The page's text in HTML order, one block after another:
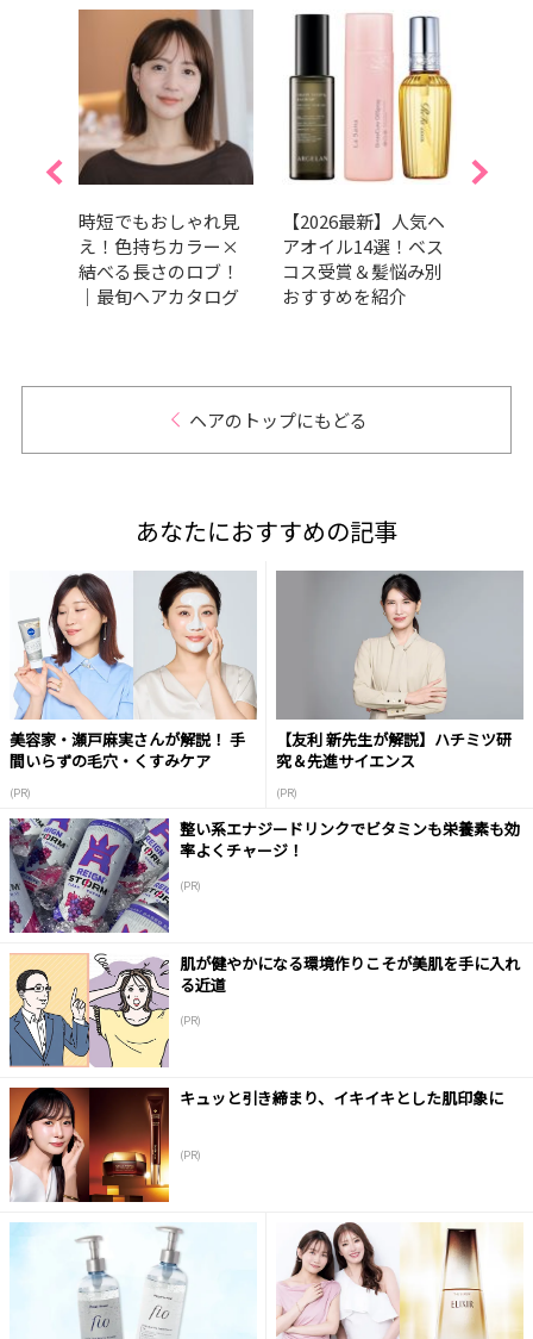
時短でもおしゃれ見
え！色持ちカラー×
結べる長さのロブ！
｜最旬ヘアカタログ
【2026最新】人気ヘ
アオイル14選！ベス
コス受賞＆髪悩み別
おすすめを紹介
ヘアのトップにもどる
あなたにおすすめの記事
美容家・瀬戸麻実さんが解説！ 手
間いらずの毛穴・くすみケア
(PR)
【友利 新先生が解説】ハチミツ研
究＆先進サイエンス
(PR)
整い系エナジードリンクでビタミンも栄養素も効
率よくチャージ！
(PR)
肌が健やかになる環境作りこそが美肌を手に入れ
る近道
(PR)
キュッと引き締まり、イキイキとした肌印象に
(PR)